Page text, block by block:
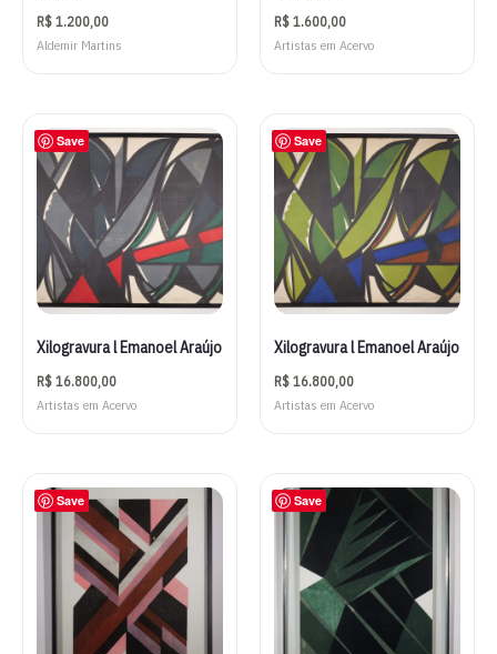
R$1.200,00
Aldemir Martins
R$1.600,00
Artistas em Acervo
Save
Xilogravura l Emanoel Araújo
R$16.800,00
Artistas em Acervo
Save
Xilogravura l Emanoel Araújo
R$16.800,00
Artistas em Acervo
Save Save